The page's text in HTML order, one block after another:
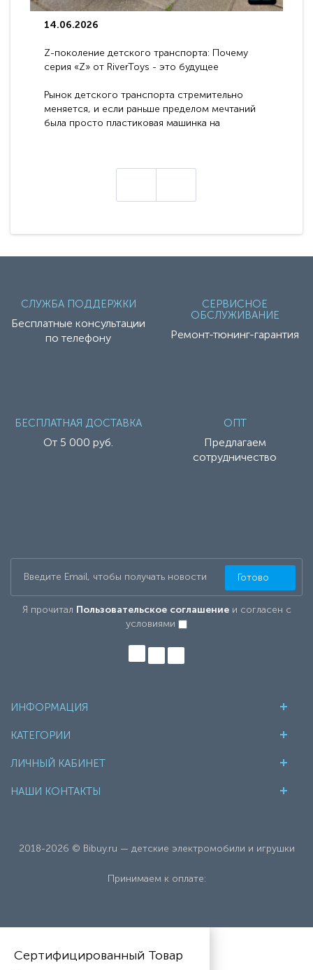
14.06.2026
Z-поколение детского транспорта: Почему
серия «Z» от RiverToys - это будущее
Рынок детского транспорта стремительно
меняется, и если раньше пределом мечтаний
была просто пластиковая машинка на
СЛУЖБА ПОДДЕРЖКИ
Бесплатные консультации
по телефону
СЕРВИСНОЕ
ОБСЛУЖИВАНИЕ
Ремонт-тюнинг-гарантия
БЕСПЛАТНАЯ ДОСТАВКА
От 5 000 руб.
ОПТ
Предлагаем
сотрудничество
Я прочитал Пользовательское соглашениеи согласен с
условиями
Готово
ИНФОРМАЦИЯ
КАТЕГОРИИ
ЛИЧНЫЙ КАБИНЕТ
НАШИ КОНТАКТЫ
2018-2026 © Bibuy.ru — детские электромобили и игрушки
Принимаем к оплате:
Сертифицированный Товар